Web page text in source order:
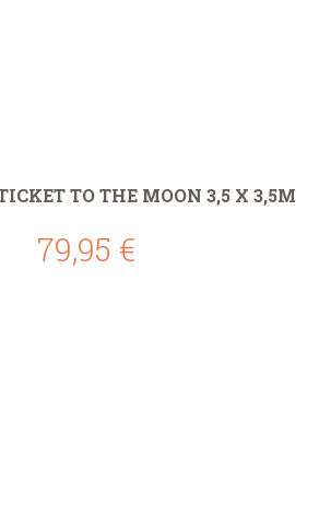
TO THE MOON 3,5 X 3,5M
79,95 €